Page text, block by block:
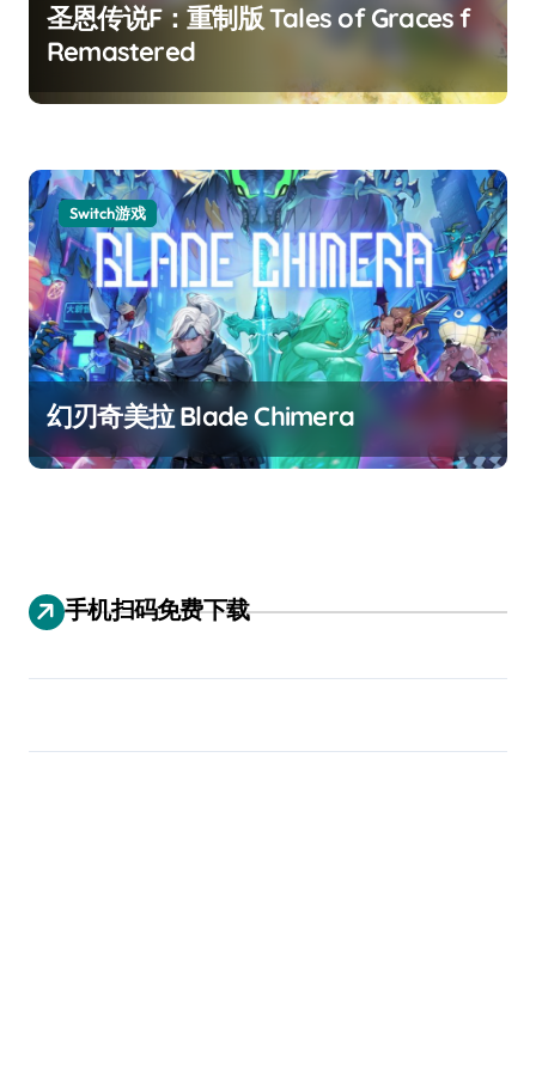
圣恩传说F：重制版 Tales of Graces f
Remastered
Switch游戏
幻刃奇美拉 Blade Chimera
手机扫码免费下载